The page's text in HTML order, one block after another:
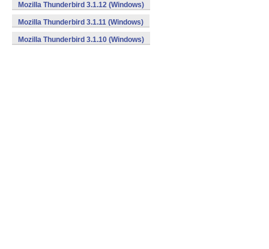
Mozilla Thunderbird 3.1.12 (Windows)
Mozilla Thunderbird 3.1.11 (Windows)
Mozilla Thunderbird 3.1.10 (Windows)